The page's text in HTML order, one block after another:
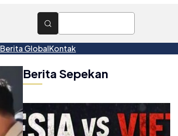
Berita GlobalKontak
Berita Sepekan